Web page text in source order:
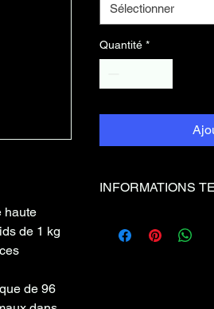
haute
de 1 kg
de 96
Sélectionner
Quantité *
INFORMATIONS
0,4 mm